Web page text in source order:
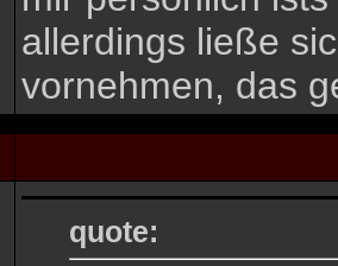
allerdings ließe
vornehmen, das
quote: